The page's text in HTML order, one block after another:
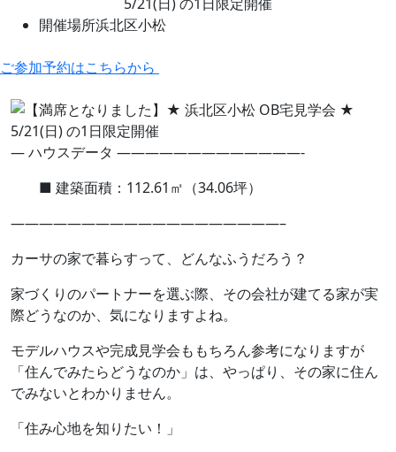
開催場所浜北区小松
ご参加予約はこちらから
— ハウスデータ —————————————-
■ 建築面積：112.61㎡（34.06坪）
———————————————————–
カーサの家で暮らすって、どんなふうだろう？
家づくりのパートナーを選ぶ際、その会社が建てる家が実
際どうなのか、気になりますよね。
モデルハウスや完成見学会ももちろん参考になりますが
「住んでみたらどうなのか」は、やっぱり、その家に住ん
でみないとわかりません。
「住み心地を知りたい！」